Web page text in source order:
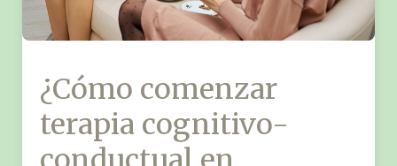
¿Cómo comenzar
terapia cognitivo-